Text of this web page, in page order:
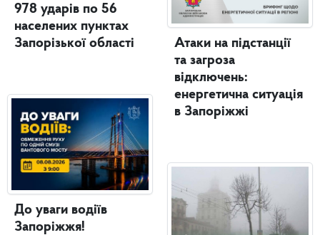
978 ударів по 56
населених пунктах
Запорізької області
До уваги водіїв
Запоріжжя!
Атаки на підстанції
та загроза
відключень:
енергетична ситуація
в Запоріжжі